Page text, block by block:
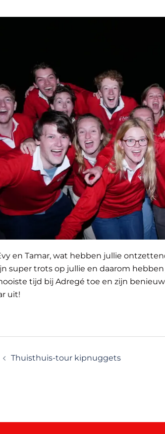
en Tamar, wat hebben jullie
super trots op jullie en daarom
tijd bij Adregé toe en zijn
uit!
Thuisthuis-tour kipnuggets